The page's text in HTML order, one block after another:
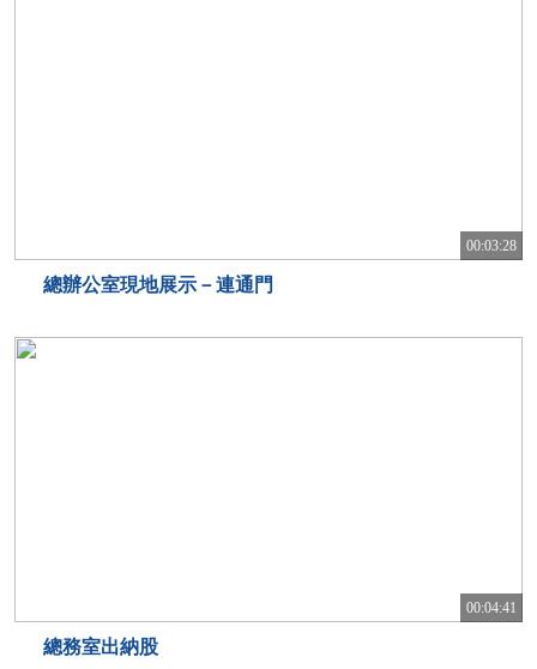
00:03:28
總辦公室現地展示－連通門
00:04:41
總務室出納股